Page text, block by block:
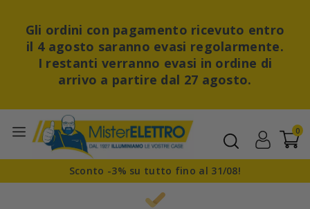
Gli ordini con pagamento ricevuto entro
il 4 agosto saranno evasi regolarmente.
I restanti verranno evasi in ordine di
arrivo a partire dal 27 agosto.
0
Sconto -3% su tutto fino al 31/08!